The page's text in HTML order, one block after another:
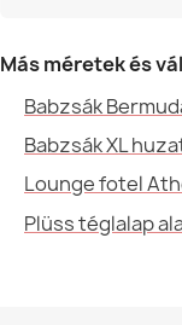
Más méretek és
Babzsák
Babzsák XL
Lounge fotel
Plüss téglalap